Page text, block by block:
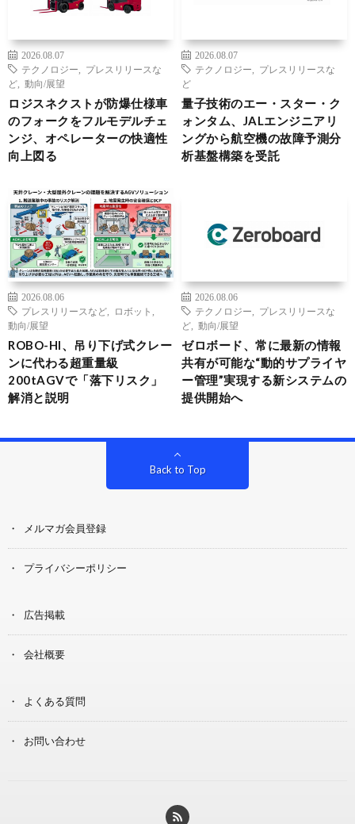
2026.08.07
テクノロジー
プレスリリースな
ど
動向/展望
ロジスネクストが防爆仕様車
のフォークをフルモデルチェ
ンジ、オペレーターの快適性
向上図る
2026.08.07
テクノロジー
プレスリリースな
ど
量子技術のエー・スター・ク
ォンタム、JALエンジニアリ
ングから航空機の故障予測分
析基盤構築を受託
2026.08.06
プレスリリースなど
ロボット
動向/展望
ROBO-HI、吊り下げ式クレー
ンに代わる超重量級
200tAGVで「落下リスク」
解消と説明
2026.08.06
テクノロジー
プレスリリースな
ど
動向/展望
ゼロボード、常に最新の情報
共有が可能な“動的サプライヤ
ー管理”実現する新システムの
提供開始へ
Back to Top
メルマガ会員登録
プライバシーポリシー
広告掲載
会社概要
よくある質問
お問い合わせ